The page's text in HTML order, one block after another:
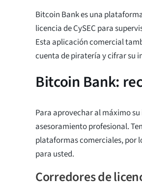
Bitcoin Bank es una
licencia de CySEC para
Esta aplicación comercial
cuenta de piratería y cifrar su
Bitcoin Bank:
Para aprovechar al máximo
asesoramiento profesional.
plataformas comerciales, por
para usted.
Corredores de